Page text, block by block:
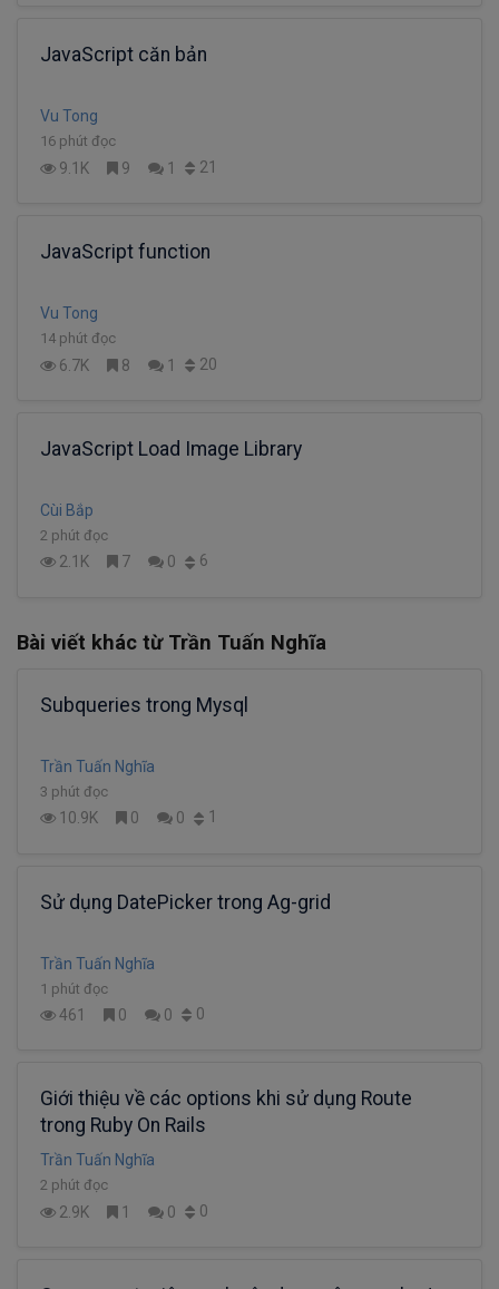
JavaScript căn bản
Vu Tong
16 phút đọc
9.1K 9 1 21
JavaScript function
Vu Tong
14 phút đọc
6.7K 8 1 20
JavaScript Load Image Library
Cùi Bắp
2 phút đọc
2.1K 7 0 6
Bài viết khác từ Trần Tuấn Nghĩa
Subqueries trong Mysql
Trần Tuấn Nghĩa
3 phút đọc
10.9K 0 0 1
Sử dụng DatePicker trong Ag-grid
Trần Tuấn Nghĩa
1 phút đọc
461 0 0 0
Giới thiệu về các options khi sử dụng Route
trong Ruby On Rails
Trần Tuấn Nghĩa
2 phút đọc
2.9K 1 0 0